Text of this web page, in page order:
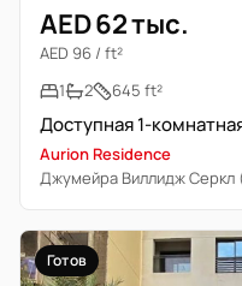
AED 62 тыс.
AED 96 / ft²
1
2 645 ft²
Доступная 1-
Aurion Residence
Джумейра Виллидж Серкл
Готов